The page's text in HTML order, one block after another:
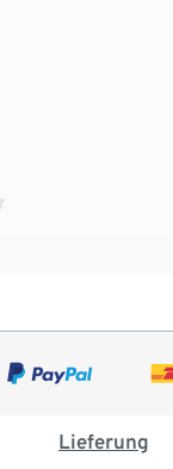
Lieferung